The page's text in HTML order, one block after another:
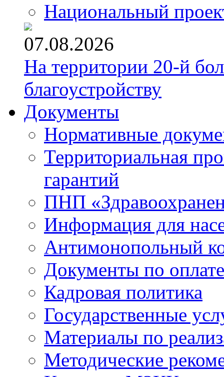
Национальный
07.08.2026
На территории 20-й
благоустройству
Документы
Нормативные
Территориальная
гарантий
ПНП
Информация для
Антимонопольный
Документы по
Кадровая политика
Государственные
Материалы по
Методические